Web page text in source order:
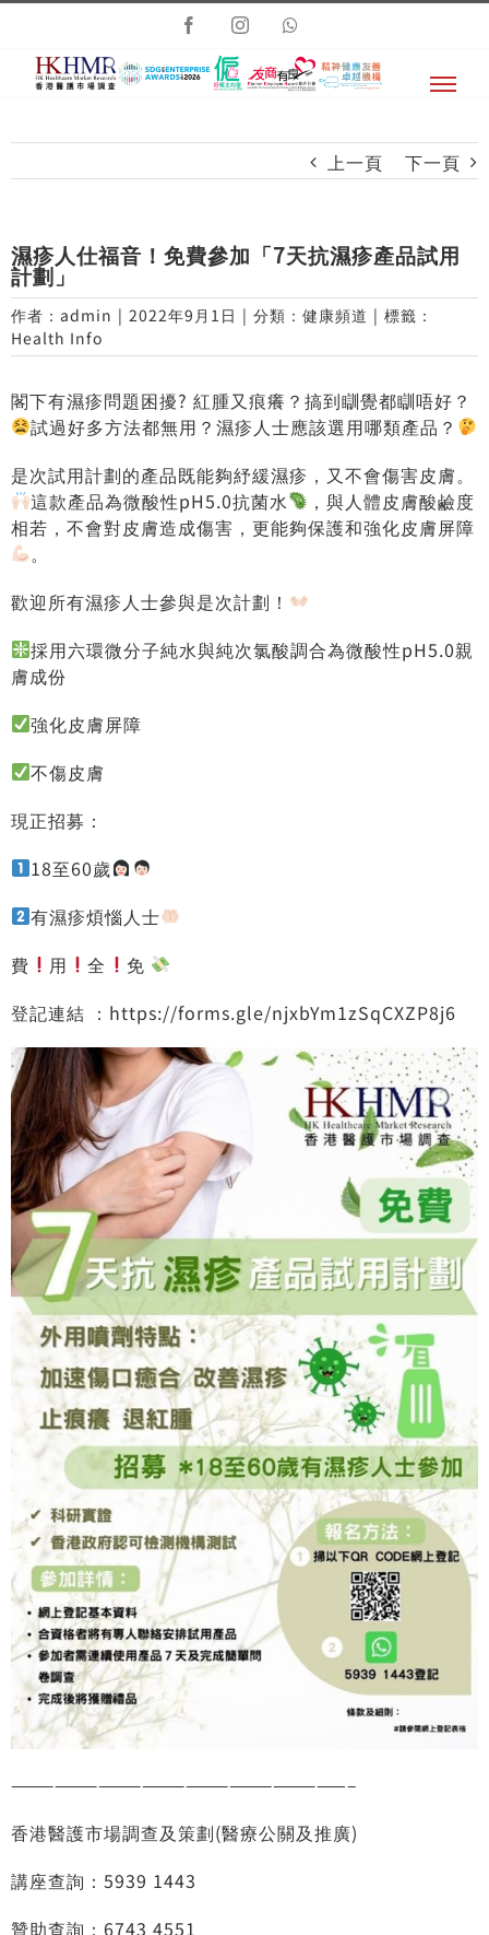
Skip
content
FacebookInstagram
上一頁 下一頁
濕疹人仕福音！免費參加「7天抗濕疹產品試用
計劃」
作者： admin | 2022年9月1日 | 分類： 健康頻道 | 標籤：
Health Info
閣下有濕疹問題困擾? 紅腫又痕癢？搞到瞓覺都瞓唔好？
試過好多方法都無用？濕疹人士應該選用哪類產品？
是次試用計劃的產品既能夠紓緩濕疹，又不會傷害皮膚。
這款產品為微酸性pH5.0抗菌水
，與人體皮膚酸鹼度
相若，不會對皮膚造成傷害，更能夠保護和強化皮膚屏障
。
歡迎所有濕疹人士​參與是次計劃！
採用六環微分子純水與純次氯酸調合為微酸性pH5.0親
膚成份
強化皮膚屏障
不傷皮膚
現正招募：
18至60歲
有濕疹煩惱人士
費
用 全
免
登記連結 ： https://forms.gle/njxbYm1zSqCXZP8j6
———————————————————————–
香港醫護市場調查及策劃(醫療公關及推廣)
講座查詢：5939 1443
贊助查詢：6743 4551